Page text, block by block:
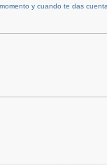
y cuando te das